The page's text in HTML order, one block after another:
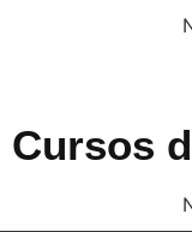
Cursos